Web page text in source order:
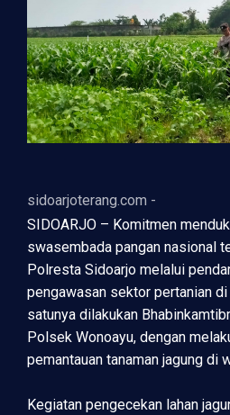
sidoarjoterang.com -
SIDOARJO – Komitmen
swasembada pangan nasional
Polresta Sidoarjo melalui
pengawasan sektor pertanian
satunya dilakukan
Polsek Wonoayu, dengan
pemantauan tanaman jagung di
Kegiatan pengecekan lahan